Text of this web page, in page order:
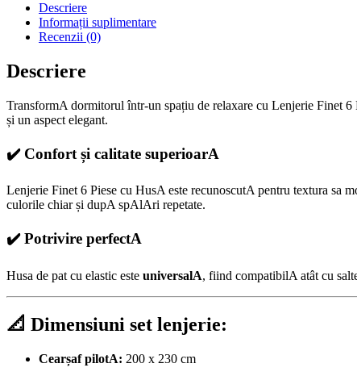
Descriere
Informații suplimentare
Recenzii (0)
Descriere
TransformA dormitorul într-un spațiu de relaxare cu Lenjerie Finet
și un aspect elegant.
✔️ Confort și calitate superioarA
Lenjerie Finet 6 Piese cu HusA este recunoscutA pentru textura
culorile chiar și dupA spAlAri repetate.
✔️ Potrivire perfectA
Husa de pat cu elastic este universalA, fiind compatibilA atât cu
📐 Dimensiuni set lenjerie:
Cearșaf pilotA: 200 x 230 cm